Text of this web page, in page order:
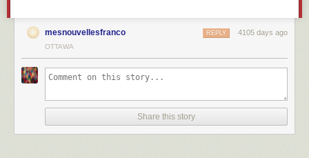
mesnouvellesfranco 4105 days ago
REPLY
OTTAWA
Share this story